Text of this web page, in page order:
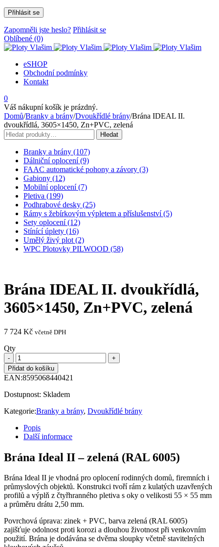
Zapomněli jste heslo? Přihlásit se
Oblíbené (0)
eSHOP
Obchodní podmínky
Kontakt
0
Váš nákupní košík je prázdný.
Domů/Branky a brány/Dvoukřídlé brány/Brána IDEAL II.
dvoukřídlá, 3605×1450, Zn+PVC, zelená
Hledat:
Hledat
Branky a brány (107)
Dálniční oplocení (9)
FAAC automatické pohony a závory (3)
Gabiony (12)
Mobilní oplocení (7)
Pletiva (199)
Podhrabové desky (25)
Rámy s žebírkovým výpletem a příslušenství (5)
Sety oplocení (12)
Stínící úplety (16)
Umělý živý plot (2)
WPC Plotovky PILWOOD (58)
Brána IDEAL II. dvoukřídlá,
3605×1450, Zn+PVC, zelená
7 724 Kč včetně DPH
Qty
Přidat do košíku
EAN:8595068440421
Dostupnost: Skladem
Kategorie:Branky a brány, Dvoukřídlé brány
Popis
Další informace
Brána Ideal II – zelená (RAL 6005)
Brána Ideal II je vhodná pro oplocení rodinných domů, firemních i
průmyslových objektů. Konstrukci tvoří rám z kulatých uzavřených
profilů a výplň z čtyřhranného pletiva s oky o velikosti 55 × 55 mm
a průměru drátu 2,50 mm.
Povrchová úprava: zinek + PVC, barva zelená (RAL 6005)
zajišťuje odolnost proti korozi a dlouhou životnost při venkovním
použití. Brána je dodávána se dvěma sloupky včetně stavitelných